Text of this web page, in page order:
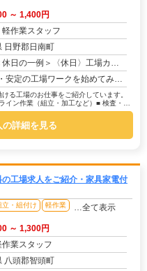
～ 1,400円
作業スタッフ
日野郡日南町
の一例＞〈休日〉工場カレンダーによる★年間休日120日以上のお仕事もあり（配属先による）★有給休暇あり※配属...
クを始めてみませんか？株式会社京栄センターが選ばれる理由はこちら！【理由①】手厚いサポート体制...
る工場のお仕事をご紹介しています。
作業（組立・加工など）■ 検査・検
の詳細を見る
工場求人をご紹介・家具家電付
立・組付け 軽作業 …全て表示
～ 1,300円
業スタッフ
八頭郡智頭町